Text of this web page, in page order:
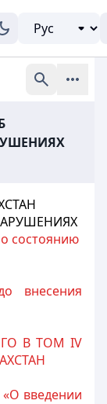
состоянию
внесения
В ТОМ IV
введении